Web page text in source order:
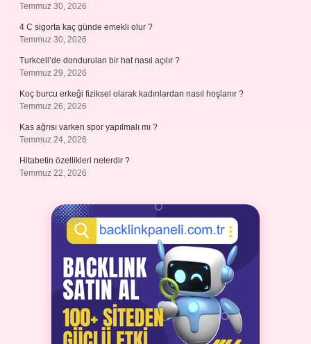
Temmuz 30, 2026
4 C sigorta kaç günde emekli olur ?
Temmuz 30, 2026
Turkcell’de dondurulan bir hat nasıl açılır ?
Temmuz 29, 2026
Koç burcu erkeği fiziksel olarak kadınlardan nasıl hoşlanır ?
Temmuz 26, 2026
Kas ağrısı varken spor yapılmalı mı ?
Temmuz 24, 2026
Hitabetin özellikleri nelerdir ?
Temmuz 22, 2026